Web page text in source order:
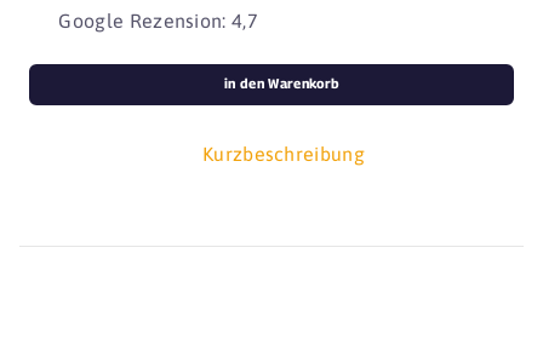
Google Rezension: 4,7
Kurzbeschreibung
in den Warenkorb